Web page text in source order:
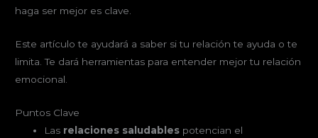
haga ser mejor es clave.
Este artículo te ayudará a saber si tu relación te ayuda o te
limita. Te dará herramientas para entender mejor tu relación
emocional.
Puntos Clave
Las relaciones saludables potencian el